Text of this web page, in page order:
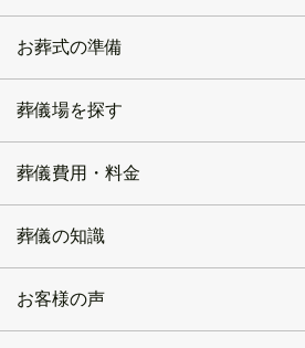
お葬式の準備
葬儀場を探す
葬儀費用・料金
葬儀の知識
お客様の声